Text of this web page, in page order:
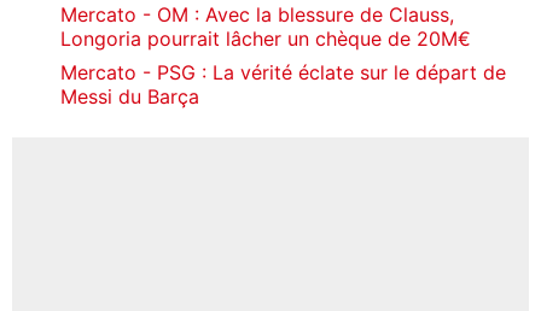
Mercato - OM : Avec la blessure de Clauss,
Longoria pourrait lâcher un chèque de 20M€
Mercato - PSG : La vérité éclate sur le départ de
Messi du Barça